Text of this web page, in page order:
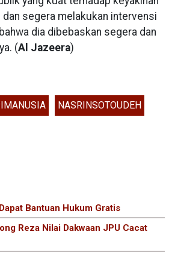
dan segera melakukan intervensi
dia dibebaskan segera dan
(Al Jazeera)
NASRINSOTOUDEH
Bantuan Hukum Gratis
Reza Nilai Dakwaan JPU Cacat